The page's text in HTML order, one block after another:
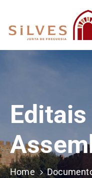
Assembleia
de
Freguesia
Projetos
Home